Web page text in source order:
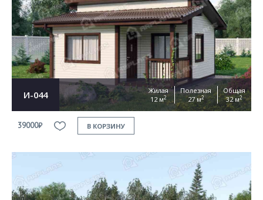
И-044
Жилая
12 м2
Полезная
27 м2
Общая
32 м2
39000₽ В КОРЗИНУ